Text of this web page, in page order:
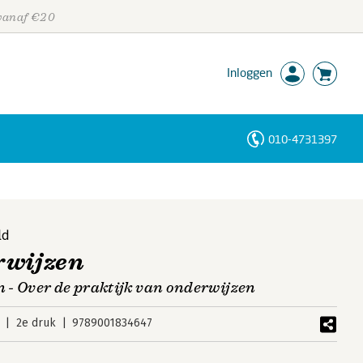
€20
Inloggen
010-4731397
- Over de praktijk van onderwijzen
2e druk 9789001834647
Personen